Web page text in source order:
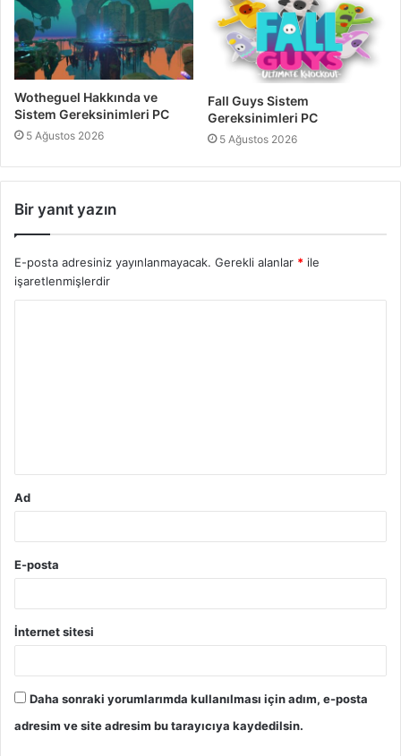
Wotheguel Hakkında ve
Sistem Gereksinimleri PC
5 Ağustos 2026
Fall Guys Sistem
Gereksinimleri PC
5 Ağustos 2026
Bir yanıt yazın
E-posta adresiniz yayınlanmayacak. Gerekli alanlar * ile
işaretlenmişlerdir
Ad
E-posta
İnternet sitesi
Daha sonraki yorumlarımda kullanılması için adım, e-posta
adresim ve site adresim bu tarayıcıya kaydedilsin.